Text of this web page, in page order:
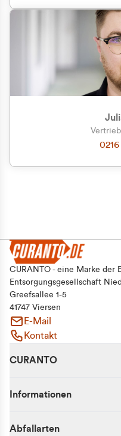
CURANTO - eine Marke der
Entsorgungsgesellschaft
Greefsallee 1-5
41747 Viersen
E-Mail
Kontakt
CURANTO
Informationen
Abfallarten